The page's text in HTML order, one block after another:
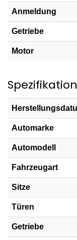
Anmeldung
Getriebe
Motor
Automarke
Automodell
Fahrzeugart
Sitze
Türen
Getriebe